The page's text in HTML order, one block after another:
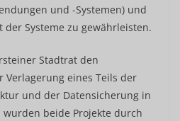
und -Systemen) und
Systeme zu gewährleisten.
Stadtrat den
Verlagerung eines Teils der
und der Datensicherung in
wurden beide Projekte durch